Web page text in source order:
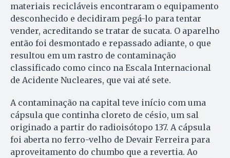
materiais recicláveis encontraram o equipamento
desconhecido e decidiram pegá-lo para tentar
vender, acreditando se tratar de sucata. O aparelho
então foi desmontado e repassado adiante, o que
resultou em um rastro de contaminação
classificado como cinco na Escala Internacional
de Acidente Nucleares, que vai até sete.
A contaminação na capital teve início com uma
cápsula que continha cloreto de césio, um sal
originado a partir do radioisótopo 137. A cápsula
foi aberta no ferro-velho de Devair Ferreira para
aproveitamento do chumbo que a revertia. Ao